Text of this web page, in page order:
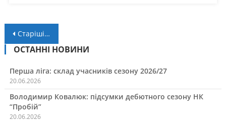
Навігація
за
записами
Старіші записи
ОСТАННІ НОВИНИ
Перша ліга: склад учасників сезону 2026/27
20.06.2026
Володимир Ковалюк: підсумки дебютного сезону НК
“Пробій”
20.06.2026